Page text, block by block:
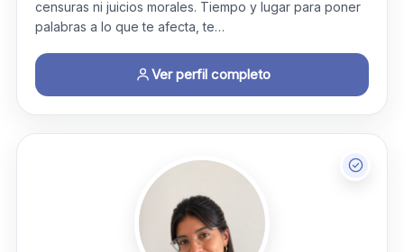
censuras ni juicios morales. Tiempo y lugar para poner
palabras a lo que te afecta, te…
Ver perfil completo